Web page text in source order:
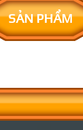
SẢN PHẨM